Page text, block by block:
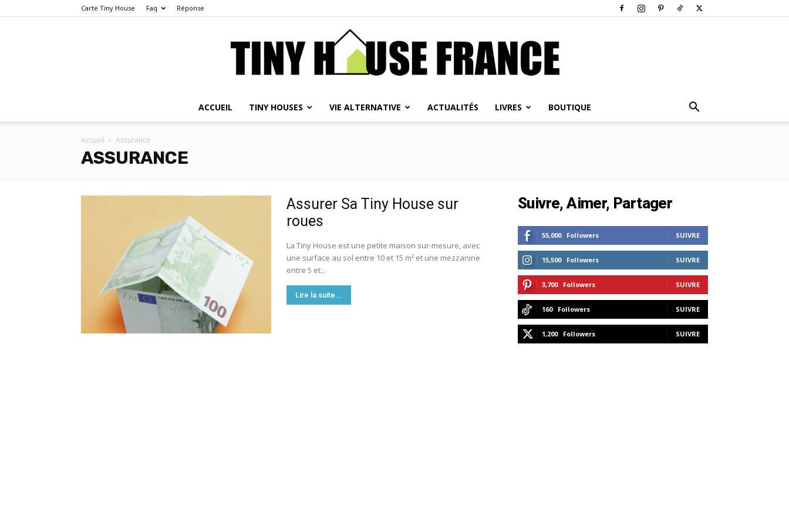
Carte Tiny House Faq Réponse
Tiny
House
ACCUEIL TINY HOUSES VIE ALTERNATIVE ACTUALITÉS LIVRES BOUTIQUE
Accueil Assurance
ASSURANCE
Assurer Sa Tiny House sur
roues
La Tiny House est une petite maison sur-mesure, avec
une surface au sol entre 10 et 15 m² et une mezzanine
entre 5 et...
Lire la suite...
Suivre, Aimer, Partager
55,000 Followers SUIVRE
15,500 Followers SUIVRE
3,700 Followers SUIVRE
160 Followers SUIVRE
1,200 Followers SUIVRE